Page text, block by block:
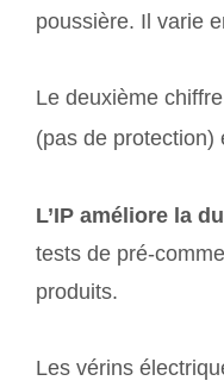
poussière. Il varie
Le deuxième
(pas de protection)
L’IP améliore la
tests de pré-
produits.
Les vérins